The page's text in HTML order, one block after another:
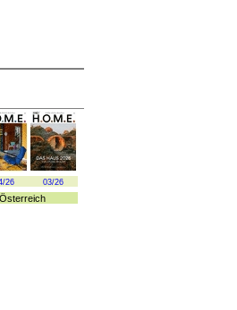
26 03/26